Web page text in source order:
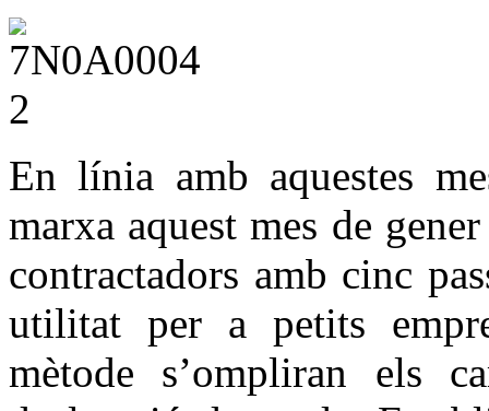
En línia amb aquestes
marxa aquest mes de
contractadors amb cinc
utilitat per a petits
mètode s’ompliran els